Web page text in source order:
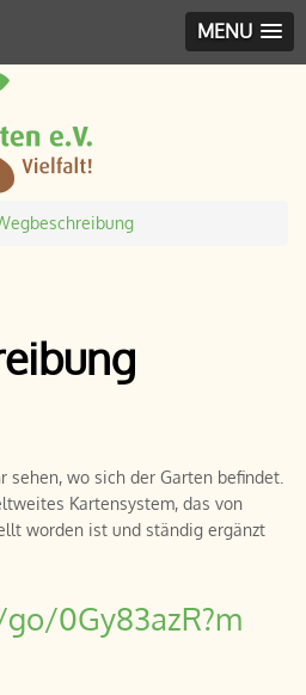
MENU
wo sich der Garten befindet.
Kartensystem, das von
worden ist und ständig ergänzt
0Gy83azR?m